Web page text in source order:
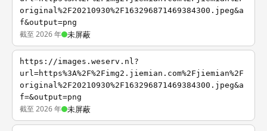
original%2F20210930%2F163296871469384300.jpeg&a
f&output=png
截至 2026 年 未屏蔽
https://images.weserv.nl?
url=https%3A%2F%2Fimg2.jiemian.com%2Fjiemian%2F
original%2F20210930%2F163296871469384300.jpeg&a
f=&output=png
截至 2026 年 未屏蔽